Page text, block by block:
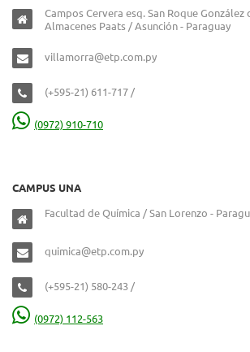
Campos Cervera esq. San Roque González
Almacenes Paats / Asunción - Paraguay
villamorra@etp.com.py
(+595-21) 611-717 /
(0972) 910-710
CAMPUS UNA
Facultad de Química / San Lorenzo -
quimica@etp.com.py
(+595-21) 580-243 /
(0972) 112-563